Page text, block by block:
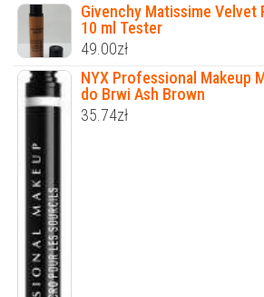
Givenchy Matissime Velvet
10 ml Tester
49.00zł
NYX Professional Makeup
do Brwi Ash Brown
35.74zł